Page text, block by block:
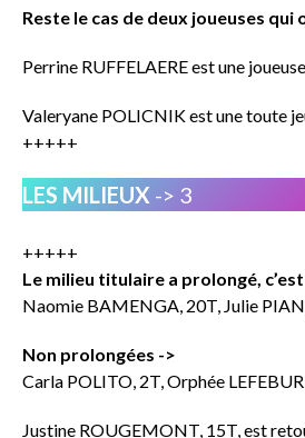
Reste le cas de deux joueuses
Perrine RUFFELAERE est une
Valeryane POLICNIK est une toute
+++++
LES MILIEUX -> 3
+++++
Le milieu titulaire a prolongé,
Naomie BAMENGA, 20T, Julie
Non prolongées ->
Carla POLITO, 2T, Orphée
Justine ROUGEMONT, 15T, est